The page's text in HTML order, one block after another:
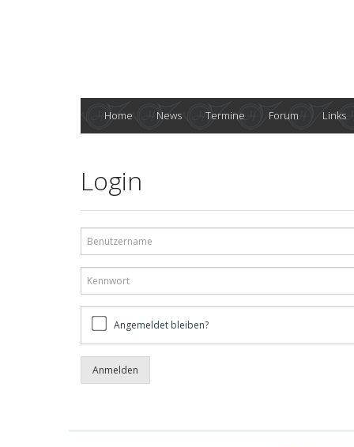
Home News Termine Forum Links
Login
bleiben?Angemeldet bleiben?